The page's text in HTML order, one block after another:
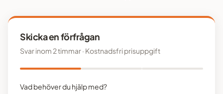
Skicka en förfrågan
Svar inom 2 timmar · Kostnadsfri prisuppgift
Vad behöver du hjälp med?